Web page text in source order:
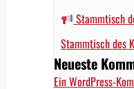
Stammtisch
Stammtisch des
Neueste
Ein WordPress-